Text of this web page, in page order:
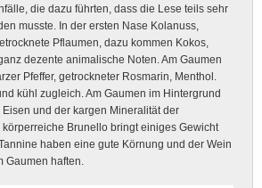
die dazu führten, dass die Lese teils sehr
musste. In der ersten Nase Kolanuss,
Pflaumen, dazu kommen Kokos,
dezente animalische Noten. Am Gaumen
Pfeffer, getrockneter Rosmarin, Menthol.
kühl zugleich. Am Gaumen im Hintergrund
und der kargen Mineralität der
Brunello bringt einiges Gewicht
haben eine gute Körnung und der Wein
Gaumen haften.